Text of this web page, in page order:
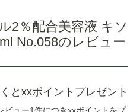
2％配合美容液 キソ
No.058のレビュー
とxxポイントプレゼント
ビュー1件につきxxポイントをプ